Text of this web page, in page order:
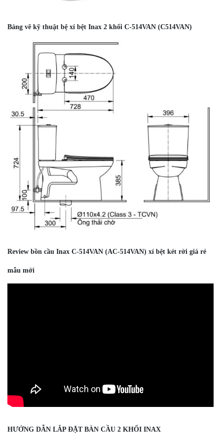
Bảng vẽ kỹ thuật bệ xí bệt Inax 2 khối C-514VAN (C514VAN)
Review bồn cầu Inax C-514VAN (AC-514VAN) xí bệt két rời giá rẻ
mẫu mới
HƯỚNG DẪN LẮP ĐẶT BÀN CẦU 2 KHỐI INAX